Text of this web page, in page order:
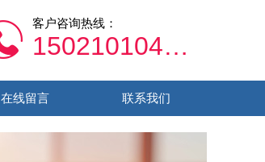
客户咨询热线：
15021010459
在线留言 联系我们